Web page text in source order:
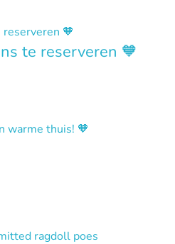
te reserveren 🧡
warme thuis! 🧡